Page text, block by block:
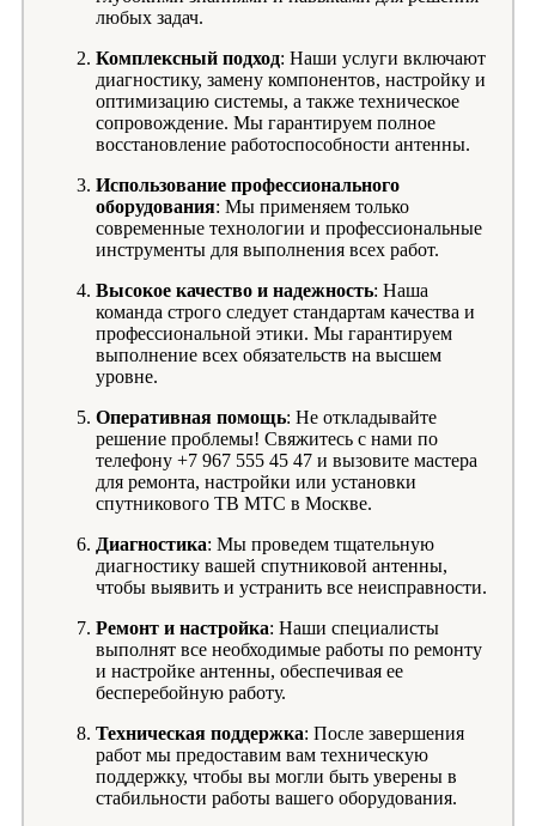
любых задач.
Комплексный подход: Наши услуги включают
диагностику, замену компонентов, настройку и
оптимизацию системы, а также техническое
сопровождение. Мы гарантируем полное
восстановление работоспособности антенны.
Использование профессионального
оборудования: Мы применяем только
современные технологии и профессиональные
инструменты для выполнения всех работ.
Высокое качество и надежность: Наша
команда строго следует стандартам качества и
профессиональной этики. Мы гарантируем
выполнение всех обязательств на высшем
уровне.
Оперативная помощь: Не откладывайте
решение проблемы! Свяжитесь с нами по
телефону +7 967 555 45 47 и вызовите мастера
для ремонта, настройки или установки
спутникового ТВ МТС в Москве.
Диагностика: Мы проведем тщательную
диагностику вашей спутниковой антенны,
чтобы выявить и устранить все неисправности.
Ремонт и настройка: Наши специалисты
выполнят все необходимые работы по ремонту
и настройке антенны, обеспечивая ее
бесперебойную работу.
Техническая поддержка: После завершения
работ мы предоставим вам техническую
поддержку, чтобы вы могли быть уверены в
стабильности работы вашего оборудования.